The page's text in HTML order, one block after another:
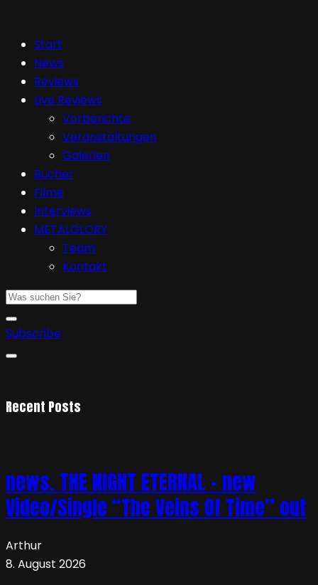
Start
News
Reviews
Live Reviews
Vorberichte
Veranstaltungen
Galerien
Bücher
Filme
Interviews
METALGLORY
Team
Kontakt
Subscribe
Recent Posts
news. THE NIGHT ETERNAL – new
Video/Single “The Veins Of Time” out
Arthur
8. August 2026